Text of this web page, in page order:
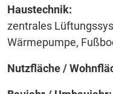
Haustechnik:
zentrales
Wärmepumpe,
Nutzfläche /